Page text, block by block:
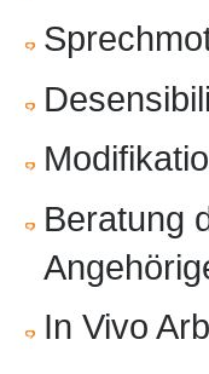
Beratung
In Vivo